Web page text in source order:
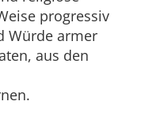
progressiv
Würde armer
aus den